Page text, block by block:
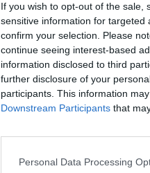
If you wish to opt-out of the sale,
sensitive information for targeted
confirm your selection. Please
continue seeing interest-based
information disclosed to third
further disclosure of your
participants. This information
Downstream Participants that
Personal Data Processing